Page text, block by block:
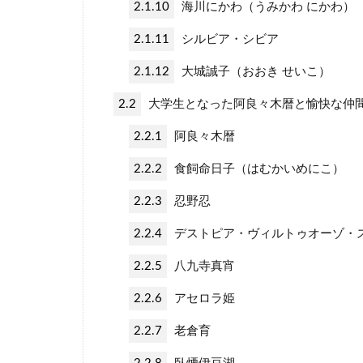
2.1.10 海川にかわ（うみかわ にかわ）
2.1.11 シルビア・シビア
2.1.12 大城誠子（おおき せいこ）
2.2 大学生となった阿良々木暦と愉快な仲
2.2.1 阿良々木暦
2.2.2 食飼命日子（はむかいめにこ）
2.2.3 忍野忍
2.2.4 デストピア・ヴィルトゥオーゾ・
2.2.5 八九寺真宵
2.2.6 アセロラ姫
2.2.7 老倉育